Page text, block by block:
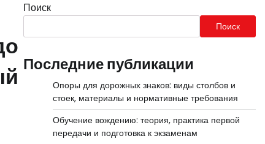
Поиск
Поиск
Последние публикации
Опоры для дорожных знаков: виды столбов и
стоек, материалы и нормативные требования
Обучение вождению: теория, практика первой
передачи и подготовка к экзаменам